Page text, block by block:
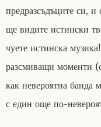
предразсъдъците си,
ще видите истински
чуете истинска
разсмиващи моменти
как невероятна банда
с един още по-